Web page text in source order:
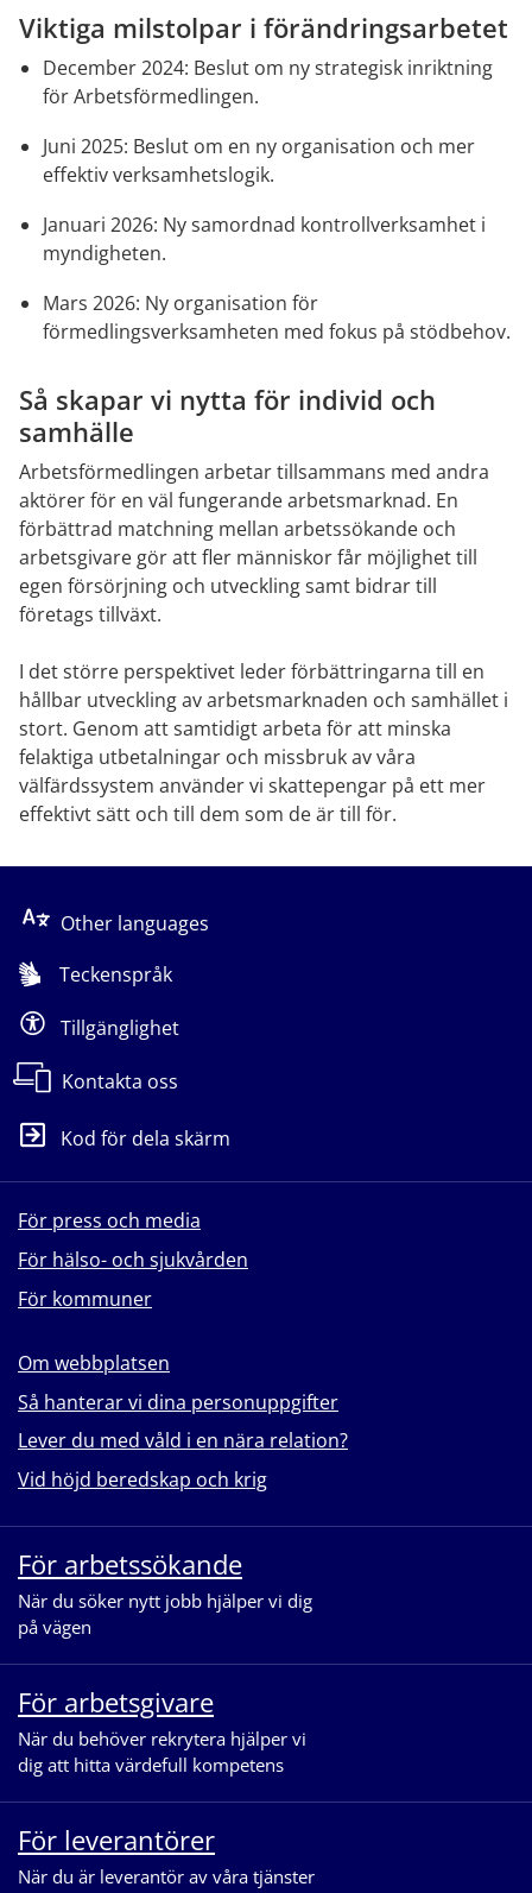
Viktiga milstolpar i förändringsarbetet
December 2024: Beslut om ny strategisk inriktning
för Arbetsförmedlingen.
Juni 2025: Beslut om en ny organisation och mer
effektiv verksamhetslogik.
Januari 2026: Ny samordnad kontrollverksamhet i
myndigheten.
Mars 2026: Ny organisation för
förmedlingsverksamheten med fokus på stödbehov.
Så skapar vi nytta för individ och
samhälle
Arbetsförmedlingen arbetar tillsammans med andra
aktörer för en väl fungerande arbetsmarknad. En
förbättrad matchning mellan arbetssökande och
arbetsgivare gör att fler människor får möjlighet till
egen försörjning och utveckling samt bidrar till
företags tillväxt.
I det större perspektivet leder förbättringarna till en
hållbar utveckling av arbetsmarknaden och samhället i
stort. Genom att samtidigt arbeta för att minska
felaktiga utbetalningar och missbruk av våra
välfärdssystem använder vi skattepengar på ett mer
effektivt sätt och till dem som de är till för.
Other languages
Teckenspråk
Tillgänglighet
Kontakta oss
Kod för dela skärm
För press och media
För hälso- och sjukvården
För kommuner
Om webbplatsen
Så hanterar vi dina personuppgifter
Lever du med våld i en nära relation?
Vid höjd beredskap och krig
För arbetssökande
När du söker nytt jobb hjälper vi dig
på vägen
För arbetsgivare
När du behöver rekrytera hjälper vi
dig att hitta värdefull kompetens
För leverantörer
När du är leverantör av våra tjänster